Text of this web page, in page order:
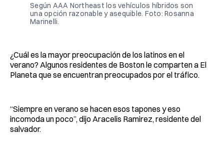
Según AAA Northeast los vehículos híbridos son
una opción razonable y asequible. Foto: Rosanna
Marinelli.
¿Cuál es la mayor preocupación de los latinos en el
verano? Algunos residentes de Boston le comparten a El
Planeta que se encuentran preocupados por el tráfico.
“Siempre en verano se hacen esos tapones y eso
incomoda un poco”, dijo Aracelis Ramirez, residente del
salvador.